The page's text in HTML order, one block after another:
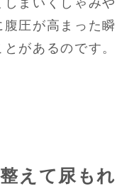
圧が高まった瞬
があるのです。
えて尿もれ